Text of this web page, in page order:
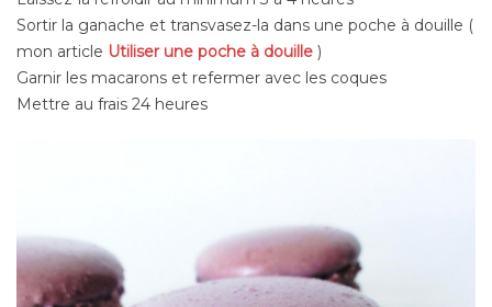
Sortir la ganache et transvasez-la dans une poche à douille (
mon article Utiliser une poche à douille )
Garnir les macarons et refermer avec les coques
Mettre au frais 24 heures